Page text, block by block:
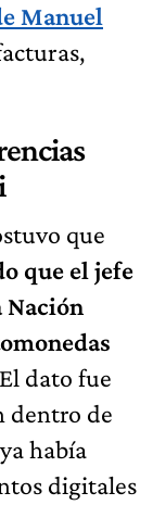
Manuel
que
que el jefe
Nación
dato fue
dentro de
había
digitales